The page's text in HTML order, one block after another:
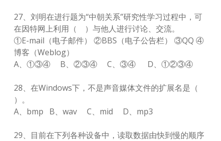
27、刘明在进行题为“中朝关系”研究性学习过程中，可
在因特网上利用（ ）与他人进行讨论、交流。
①E-mail（电子邮件） ②BBS（电子公告栏） ③QQ ④
博客（Weblog）
A、①③④ B、②③④ C、③④ D、①②③④
28、在Windows下，不是声音媒体文件的扩展名是（
）。
A、bmp B、wav C、mid D、mp3
29、目前在下列各种设备中，读取数据由快到慢的顺序